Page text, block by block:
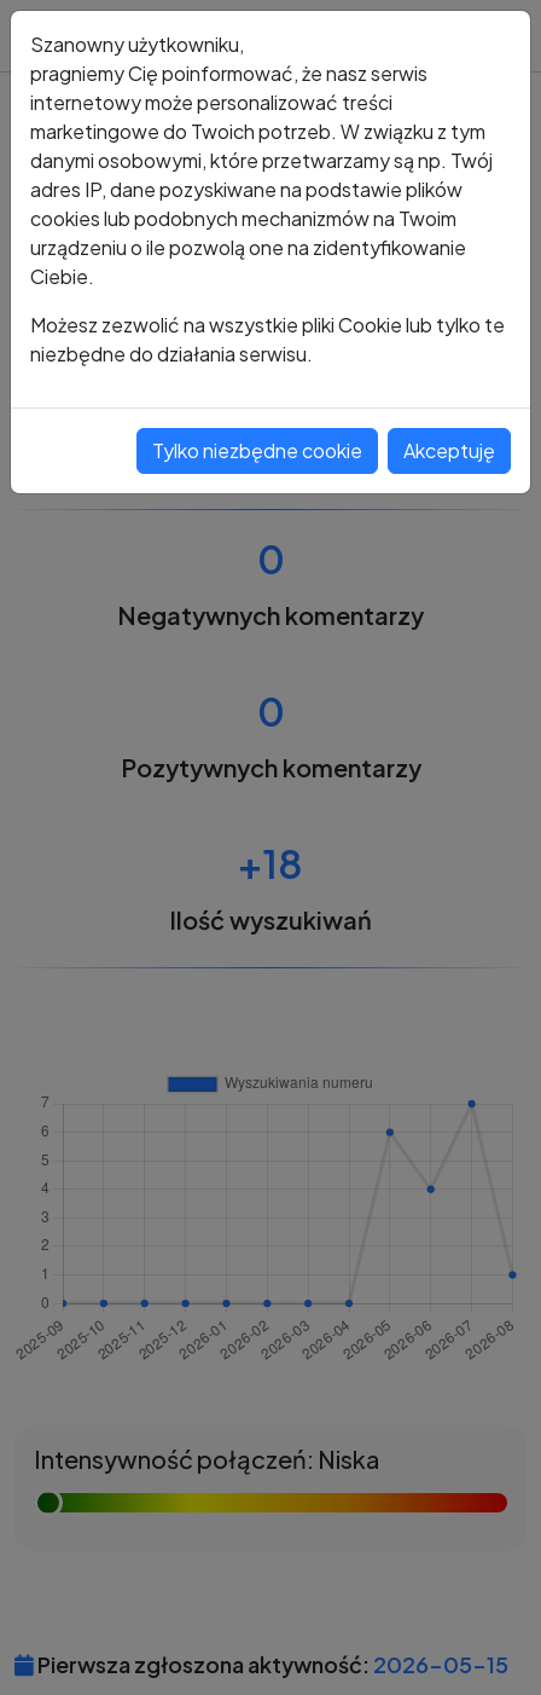
Kto dzwonił? Numer +48 221 732 825
+48 221 732 825
0
Negatywnych komentarzy
0
Pozytywnych komentarzy
+18
Ilość wyszukiwań
Intensywność połączeń: Niska
Pierwsza zgłoszona aktywność: 2026-05-15
Szanowny użytkowniku,
pragniemy Cię poinformować, że nasz serwis
internetowy może personalizować treści
marketingowe do Twoich potrzeb. W związku z tym
danymi osobowymi, które przetwarzamy są np. Twój
adres IP, dane pozyskiwane na podstawie plików
cookies lub podobnych mechanizmów na Twoim
urządzeniu o ile pozwolą one na zidentyfikowanie
Ciebie.
Możesz zezwolić na wszystkie pliki Cookie lub tylko te
niezbędne do działania serwisu.
Tylko niezbędne cookie Akceptuję